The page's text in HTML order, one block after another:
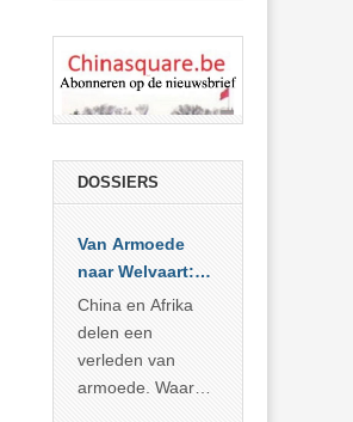
DOSSIERS
Van Armoede
naar Welvaart:
Wat Afrika kan
leren van
China’s
economisch
China en Afrika
delen een
verleden van
armoede. Waar